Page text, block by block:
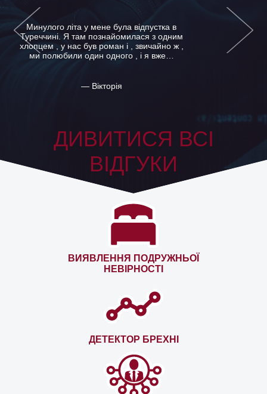
детективному агентству «Приватний
детектив Ужгород» за те, що ваші фахівці
змогли врятувати нашого улюбленого сина
від…
— Сім'я Альошин
ДИВИТИСЯ ВСІ
ВІДГУКИ
ВИЯВЛЕННЯ ПОДРУЖНЬОЇ
НЕВІРНОСТІ
ДЕТЕКТОР БРЕХНІ